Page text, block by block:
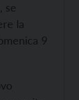
se
la
9